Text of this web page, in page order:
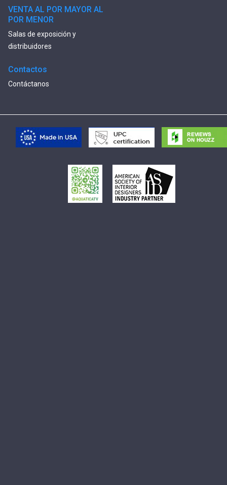
VENTA AL POR MAYOR AL
POR MENOR
Salas de exposición y
distribuidores
Contactos
Contáctanos